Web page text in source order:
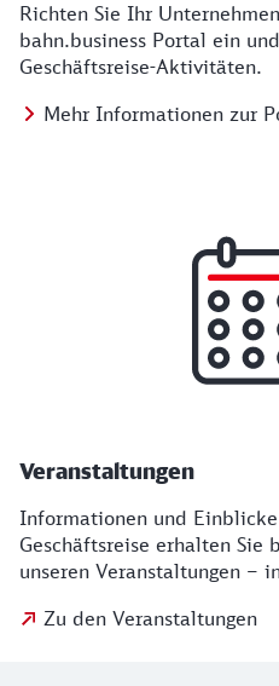
Richten Sie Ihr
bahn.business Portal ein
Geschäftsreise-Aktivitäten.
Mehr Informationen zur
Veranstaltungen
Informationen und
Geschäftsreise erhalten Sie
unseren Veranstaltungen –
Zu den Veranstaltungen